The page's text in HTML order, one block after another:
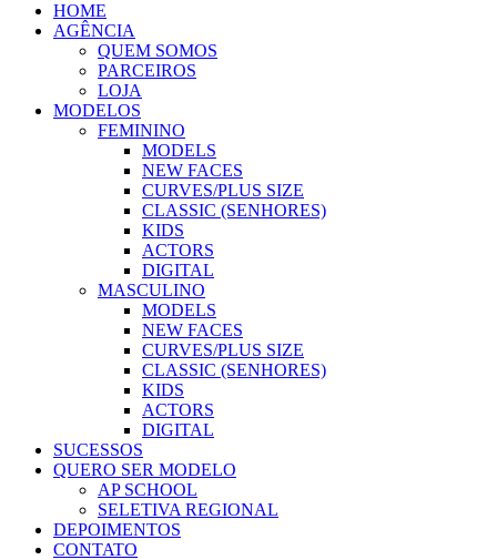
HOME
AGÊNCIA
QUEM SOMOS
PARCEIROS
LOJA
MODELOS
FEMININO
MODELS
NEW FACES
CURVES/PLUS SIZE
CLASSIC (SENHORES)
KIDS
ACTORS
DIGITAL
MASCULINO
MODELS
NEW FACES
CURVES/PLUS SIZE
CLASSIC (SENHORES)
KIDS
ACTORS
DIGITAL
SUCESSOS
QUERO SER MODELO
AP SCHOOL
SELETIVA REGIONAL
DEPOIMENTOS
CONTATO